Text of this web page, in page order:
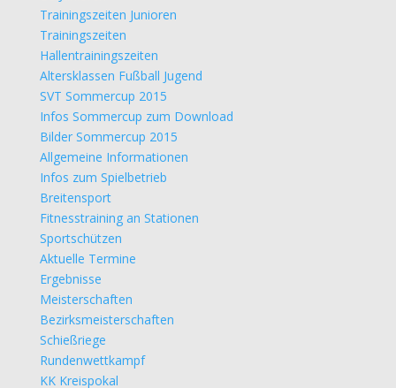
Trainingszeiten Junioren
Trainingszeiten
Hallentrainingszeiten
Altersklassen Fußball Jugend
SVT Sommercup 2015
Infos Sommercup zum Download
Bilder Sommercup 2015
Allgemeine Informationen
Infos zum Spielbetrieb
Breitensport
Fitnesstraining an Stationen
Sportschützen
Aktuelle Termine
Ergebnisse
Meisterschaften
Bezirksmeisterschaften
Schießriege
Rundenwettkampf
KK Kreispokal